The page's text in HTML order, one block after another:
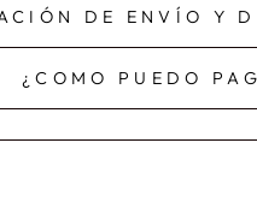
DE ENVÍO Y
¿COMO PUEDO